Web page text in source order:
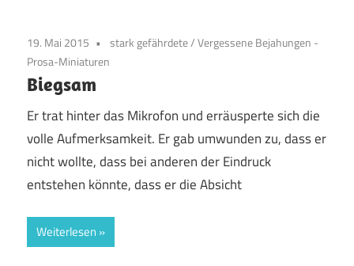
19. Mai 2015 stark gefährdete/Vergessene Bejahungen -
Prosa-Miniaturen
Biegsam
Er trat hinter das Mikrofon und erräusperte sich die
volle Aufmerksamkeit. Er gab umwunden zu, dass er
nicht wollte, dass bei anderen der Eindruck
entstehen könnte, dass er die Absicht
Weiterlesen